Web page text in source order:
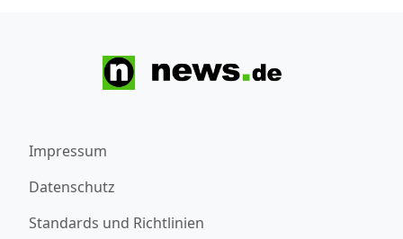
Impressum
Datenschutz
Standards und Richtlinien